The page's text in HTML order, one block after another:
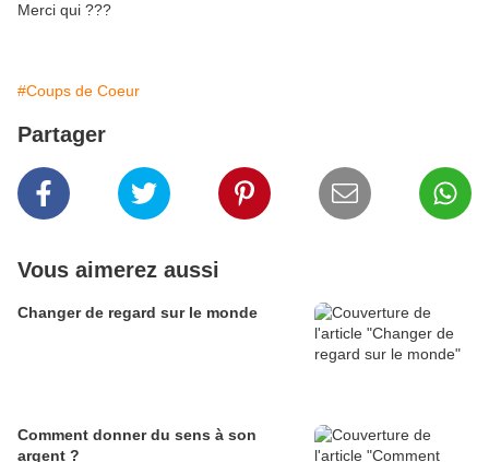
Merci qui ???
#Coups de Coeur
Partager
Vous aimerez aussi
Changer de regard sur le monde
Comment donner du sens à son
argent ?